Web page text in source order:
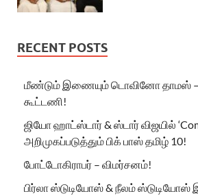
RECENT POSTS
மீண்டும் இணையும் டொவினோ தாமஸ் –
கூட்டணி!
ஜியோ ஹாட்ஸ்டார் & ஸ்டார் விஜயில்
அறிமுகப்படுத்தும் பிக் பாஸ் தமிழ் 10!
போட்டோகிராபர் – விமர்சனம்!
பிர்லா ஸ்டுடியோஸ் & நீலம்